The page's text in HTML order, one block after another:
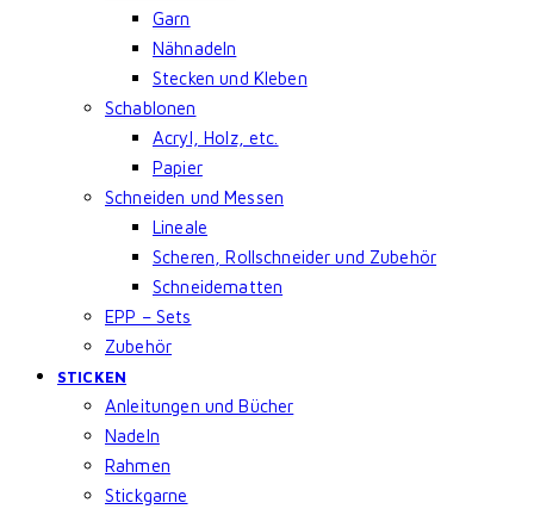
Garn
Nähnadeln
Stecken und Kleben
Schablonen
Acryl, Holz, etc.
Papier
Schneiden und Messen
Lineale
Scheren, Rollschneider und Zubehör
Schneidematten
EPP – Sets
Zubehör
STICKEN
Anleitungen und Bücher
Nadeln
Rahmen
Stickgarne